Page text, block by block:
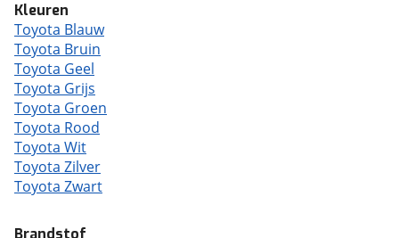
Kleuren
Toyota Blauw
Toyota Bruin
Toyota Geel
Toyota Grijs
Toyota Groen
Toyota Rood
Toyota Wit
Toyota Zilver
Toyota Zwart
Brandstof